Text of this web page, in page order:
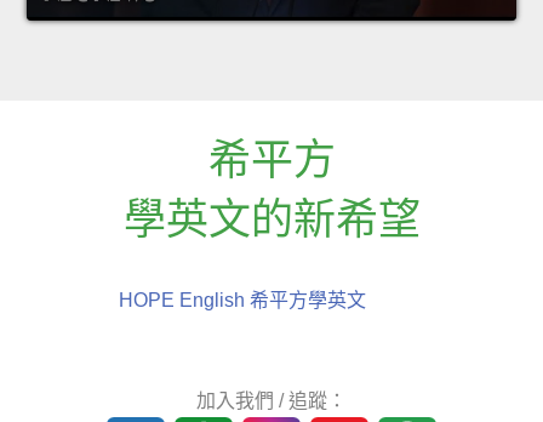
希平方
學英文的新希望
HOPE English 希平方學英文
加入我們 / 追蹤：